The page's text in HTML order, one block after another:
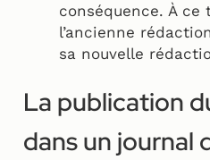
conséquence. À
l’ancienne
sa nouvelle
La publication
dans un journal